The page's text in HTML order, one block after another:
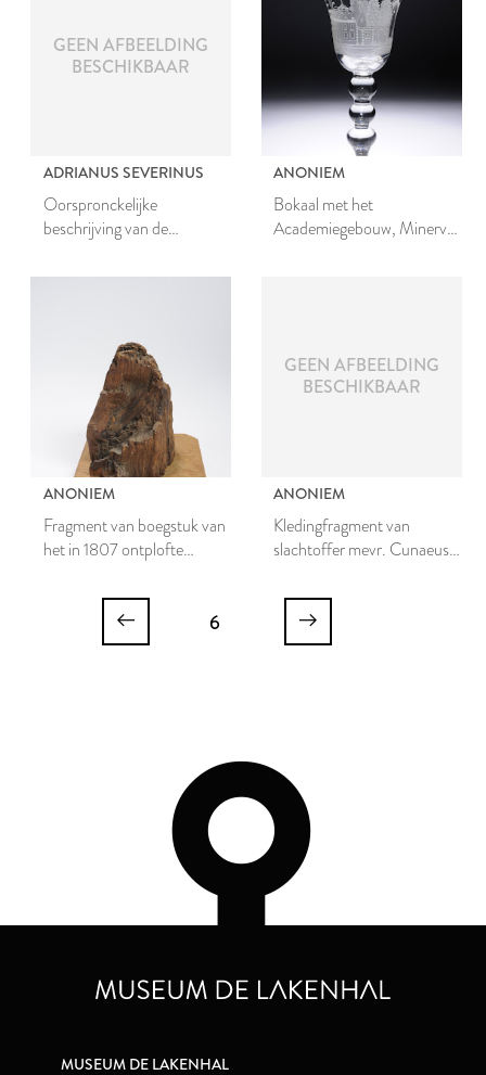
GEEN AFBEELDING
BESCHIKBAAR
ADRIANUS SEVERINUS
Oorspronckelijke
beschrijving van de
ontzet der stad Leiden
ANONIEM
Bokaal met het
Academiegebouw, Minerva
ANONIEM
Fragment van boegstuk van
het in 1807 ontplofte
GEEN AFBEELDING
BESCHIKBAAR
ANONIEM
Kledingfragment van
slachtoffer mevr. Cunaeus
met brief
6
MUSEUM DE LAKENHAL